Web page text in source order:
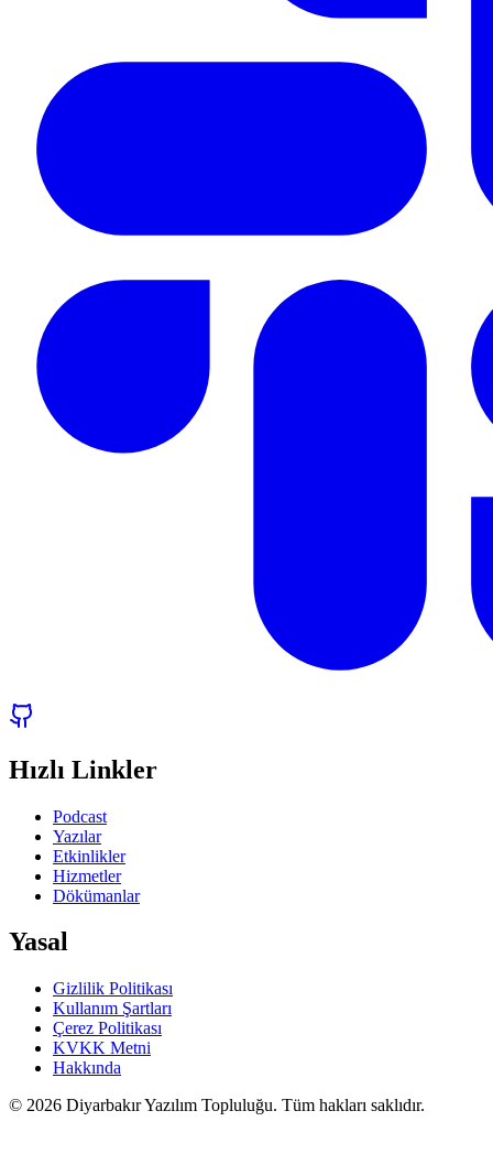
Hızlı Linkler
Podcast
Yazılar
Etkinlikler
Hizmetler
Dökümanlar
Yasal
Gizlilik Politikası
Kullanım Şartları
Çerez Politikası
KVKK Metni
Hakkında
© 2026 Diyarbakır Yazılım Topluluğu. Tüm hakları saklıdır.